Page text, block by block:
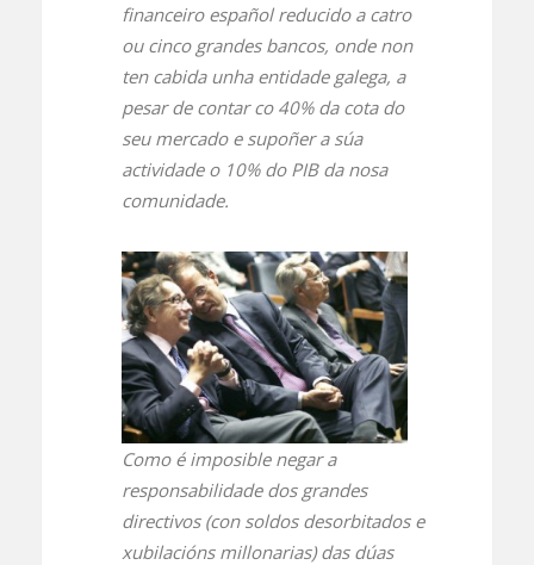
financeiro español reducido a catro
ou cinco grandes bancos, onde non
ten cabida unha entidade galega, a
pesar de contar co 40% da cota do
seu mercado e supoñer a súa
actividade o 10% do PIB da nosa
comunidade.
Como é imposible negar a
responsabilidade dos grandes
directivos (con soldos desorbitados e
xubilacións millonarias) das dúas